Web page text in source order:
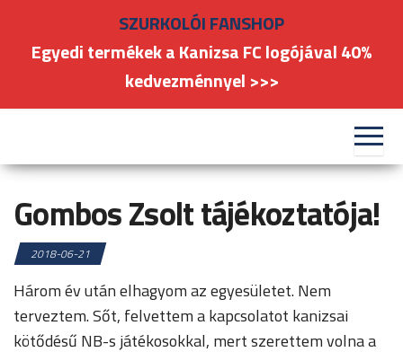
FC
#kanizsafoci
Gombos Zsolt tájékoztatója!
2018-06-21
Három év után elhagyom az egyesületet. Nem
terveztem. Sőt, felvettem a kapcsolatot kanizsai
kötődésű NB-s játékosokkal, mert szerettem volna a
SZURKOLÓI FANSHOP
Egyedi termékek a Kanizsa FC logójával 40%
kedvezménnyel >>>